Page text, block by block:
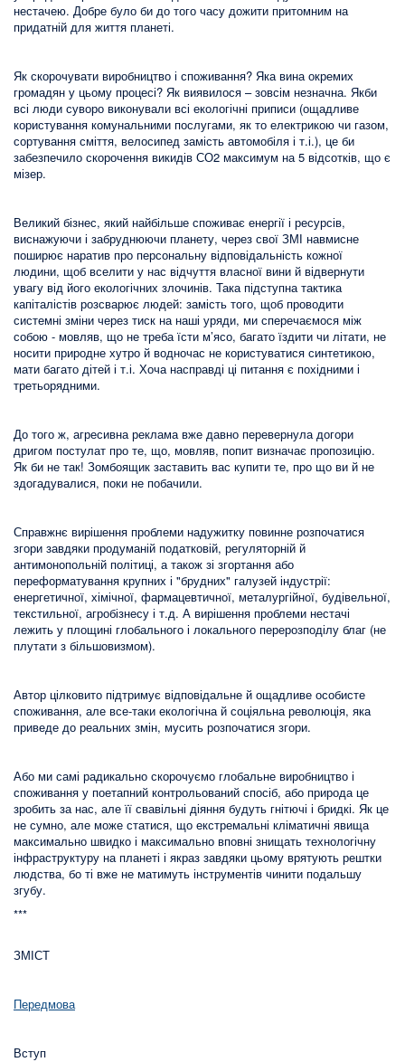
нестачею. Добре було би до того часу дожити притомним на
придатній для життя планеті.
Як скорочувати виробництво і споживання? Яка вина окремих
громадян у цьому процесі? Як виявилося – зовсім незначна. Якби
всі люди суворо виконували всі екологічні приписи (ощадливе
користування комунальними послугами, як то електрикою чи газом,
сортування сміття, велосипед замість автомобіля і т.і.), це би
забезпечило скорочення викидів СО2 максимум на 5 відсотків, що є
мізер.
Великий бізнес, який найбільше споживає енергії і ресурсів,
виснажуючи і забруднюючи планету, через свої ЗМІ навмисне
поширює наратив про персональну відповідальність кожної
людини, щоб вселити у нас відчуття власної вини й відвернути
увагу від його екологічних злочинів. Така підступна тактика
капіталістів розсварює людей: замість того, щоб проводити
системні зміни через тиск на наші уряди, ми сперечаємося між
собою - мовляв, що не треба їсти м’ясо, багато їздити чи літати, не
носити природне хутро й водночас не користуватися синтетикою,
мати багато дітей і т.і. Хоча насправді ці питання є похідними і
третьорядними.
До того ж, агресивна реклама вже давно перевернула догори
дригом постулат про те, що, мовляв, попит визначає пропозицію.
Як би не так! Зомбоящик заставить вас купити те, про що ви й не
здогадувалися, поки не побачили.
Справжнє вирішення проблеми надужитку повинне розпочатися
згори завдяки продуманій податковій, регуляторній й
антимонопольній політиці, а також зі згортання або
переформатування крупних і "брудних" галузей індустрії:
енергетичної, хімічної, фармацевтичної, металургійної, будівельної,
текстильної, агробізнесу і т.д. А вирішення проблеми нестачі
лежить у площині глобального і локального перерозподілу благ (не
плутати з більшовизмом).
Автор цілковито підтримує відповідальне й ощадливе особисте
споживання, але все-таки екологічна й соціяльна революція, яка
приведе до реальних змін, мусить розпочатися згори.
Або ми самі радикально скорочуємо глобальне виробництво і
споживання у поетапний контрольований спосіб, або природа це
зробить за нас, але її свавільні діяння будуть гнітючі і бридкі. Як це
не сумно, але може статися, що екстремальні кліматичні явища
максимально швидко і максимально вповні знищать технологічну
інфраструктуру на планеті і якраз завдяки цьому врятують рештки
людства, бо ті вже не матимуть інструментів чинити подальшу
згубу.
***
ЗМІСТ
Передмова
Вступ